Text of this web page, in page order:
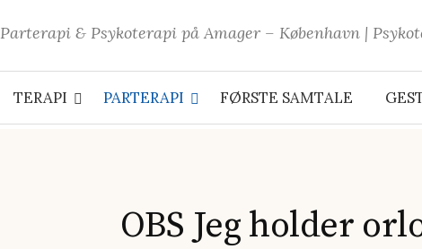
Parterapi & Psykoterapi på Amager – København |
TERAPI PARTERAPI FØRSTE SAMTALE
OBS Jeg holder